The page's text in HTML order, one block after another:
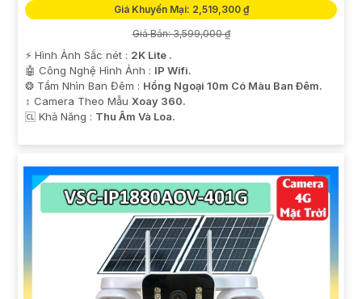
Giá Khuyến Mại: 2,519,300 ₫
Giá Bán: 3,599,000 ₫
️⚡ Hình Ảnh Sắc nét : 2K Lite .
🤖️ Công Nghệ Hình Ảnh : IP Wifi.
❂ Tầm Nhìn Ban Đêm : Hồng Ngoại 10m Có Màu Ban Ðêm.
↕️ Camera Theo Mẫu Xoay 360.
️🆑 Khả Năng : Thu Âm Và Loa.